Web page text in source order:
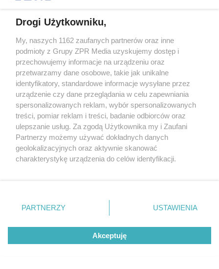
ZOBACZ WIĘCEJ
Drogi Użytkowniku,
My, naszych 1162 zaufanych partnerów oraz inne
podmioty z Grupy ZPR Media uzyskujemy dostęp i
przechowujemy informacje na urządzeniu oraz
przetwarzamy dane osobowe, takie jak unikalne
identyfikatory, standardowe informacje wysyłane przez
urządzenie czy dane przeglądania w celu zapewniania
spersonalizowanych reklam, wybór spersonalizowanych
treści, pomiar reklam i treści, badanie odbiorców oraz
ulepszanie usług. Za zgodą Użytkownika my i Zaufani
Partnerzy możemy używać dokładnych danych
geolokalizacyjnych oraz aktywnie skanować
charakterystykę urządzenia do celów identyfikacji.
zmienić/wycofać klikając przycisk ustawień prywatności
znajdujący się w lewym dolnym rogu strony
rodzaje przetwarzania danych nie wymagają zgody
użytkownika, ale masz prawo sprzeciwić się takiemu
przetwarzaniu. Preferencje będą miały zastosowanie tylko
PARTNERZY USTAWIENIA
Akceptuję